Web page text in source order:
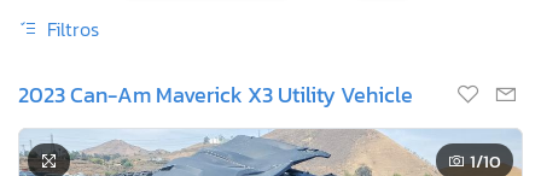
Filtros
2023 Can-Am Maverick X3 Utility Vehicle
1/10